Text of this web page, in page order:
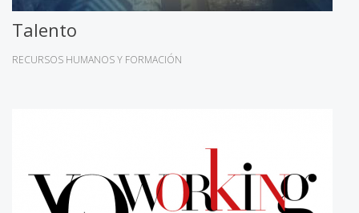
Talento
RECURSOS HUMANOS Y FORMACIÓN